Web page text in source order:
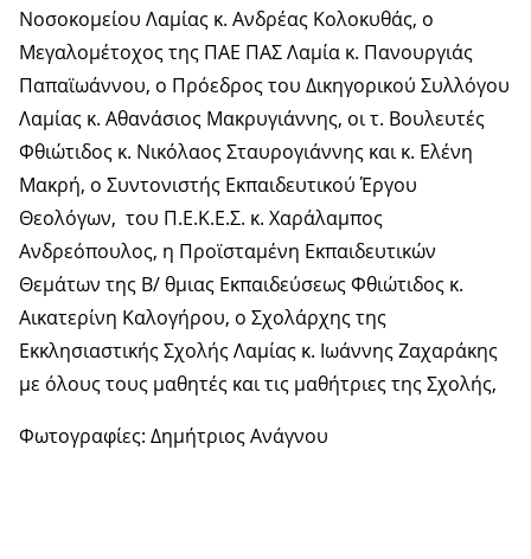
Νοσοκομείου Λαμίας κ. Ανδρέας Κολοκυθάς, ο
Μεγαλομέτοχος της ΠΑΕ ΠΑΣ Λαμία κ. Πανουργιάς
Παπαϊωάννου, ο Πρόεδρος του Δικηγορικού Συλλόγου
Λαμίας κ. Αθανάσιος Μακρυγιάννης, οι τ. Βουλευτές
Φθιώτιδος κ. Νικόλαος Σταυρογιάννης και κ. Ελένη
Μακρή, ο Συντονιστής Εκπαιδευτικού Έργου
Θεολόγων, του Π.Ε.Κ.Ε.Σ. κ. Χαράλαμπος
Ανδρεόπουλος, η Προϊσταμένη Εκπαιδευτικών
Θεμάτων της Β/ θμιας Εκπαιδεύσεως Φθιώτιδος κ.
Αικατερίνη Καλογήρου, ο Σχολάρχης της
Εκκλησιαστικής Σχολής Λαμίας κ. Ιωάννης Ζαχαράκης
με όλους τους μαθητές και τις μαθήτριες της Σχολής,
Φωτογραφίες: Δημήτριος Ανάγνου